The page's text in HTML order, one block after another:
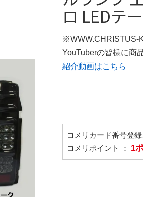
ロ LEDテ
※WWW.CHRISTUS-
YouTuberの皆様に商
紹介動画はこちら
コメリカード番号登
コメリポイント ： 1